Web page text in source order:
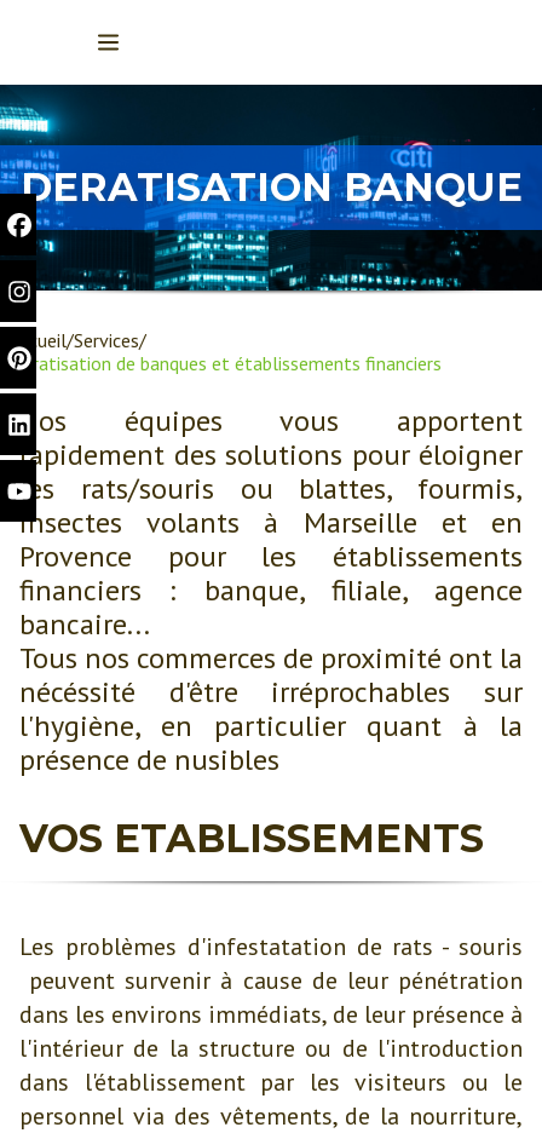
DERATISATION BANQUE
Accueil Services
Dératisation de banques et établissements financiers
Nos équipes vous apportent
rapidement des solutions pour éloigner
les rats/souris ou blattes, fourmis,
insectes volants à Marseille et en
Provence pour les établissements
financiers : banque, filiale, agence
bancaire...
Tous nos commerces de proximité ont la
nécéssité d'être irréprochables sur
l'hygiène, en particulier quant à la
présence de nusibles
VOS ETABLISSEMENTS
Les problèmes d'infestatation de rats - souris
peuvent survenir à cause de leur pénétration
dans les environs immédiats, de leur présence à
l'intérieur de la structure ou de l'introduction
dans l'établissement par les visiteurs ou le
personnel via des vêtements, de la nourriture,